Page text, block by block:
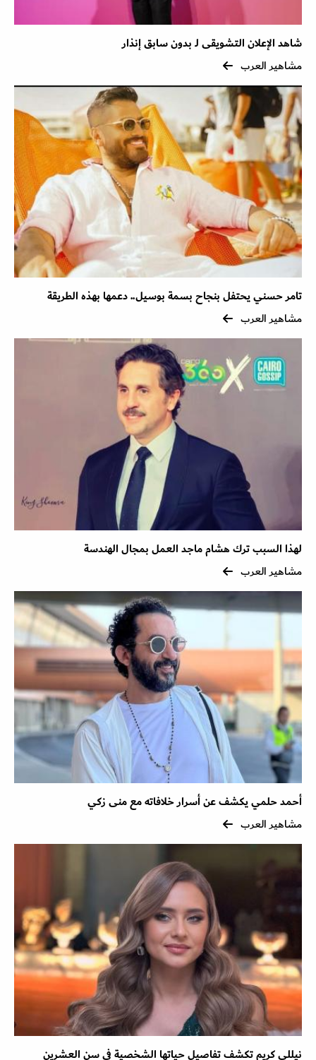
شاهد الإعلان التشويقى لـ بدون سابق إنذار
مشاهير العرب
تامر حسني يحتفل بنجاح بسمة بوسيل.. دعمها بهذه الطريقة
مشاهير العرب
لهذا السبب ترك هشام ماجد العمل بمجال الهندسة
مشاهير العرب
أحمد حلمي يكشف عن أسرار خلافاته مع منى زكي
مشاهير العرب
نيللي كريم تكشف تفاصيل حياتها الشخصية في سن العشرين